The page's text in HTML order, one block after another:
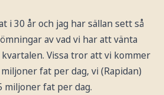
i 30 år och jag har sällan sett så
av vad vi har att vänta
Vissa tror att vi kommer
fat per dag, vi (Rapidan)
miljoner fat per dag.